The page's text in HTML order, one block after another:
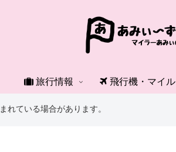
旅行情報 飛行機・マイル
れている場合があります。